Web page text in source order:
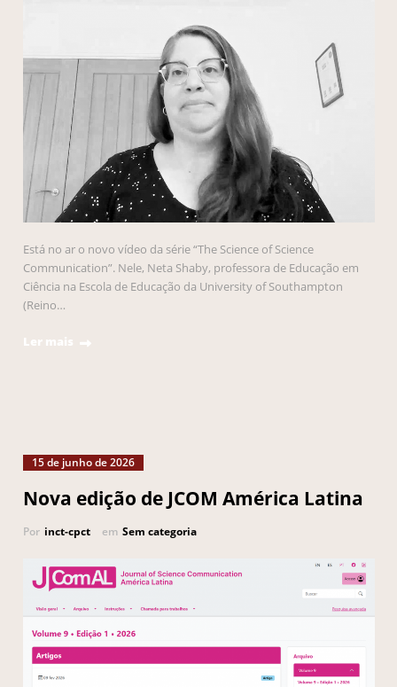
Está no ar o novo vídeo da série “The Science of Science
Communication”. Nele, Neta Shaby, professora de Educação em
Ciência na Escola de Educação da University of Southampton
(Reino…
Ler mais
15 de junho de 2026
Nova edição de JCOM América Latina
Por inct-cpct em Sem categoria